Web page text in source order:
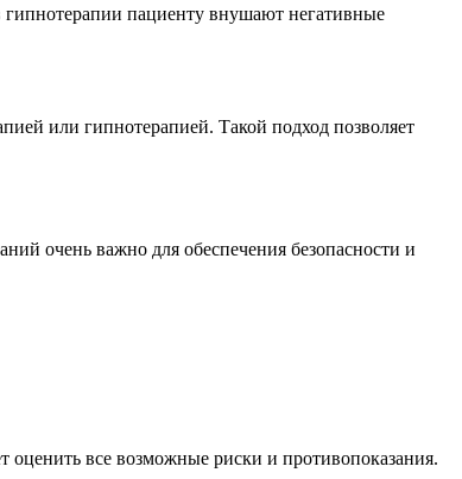
гипнотерапии пациенту внушают негативные
или гипнотерапией. Такой подход позволяет
очень важно для обеспечения безопасности и
оценить все возможные риски и противопоказания.